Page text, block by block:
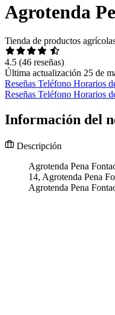
Agrotenda
Tienda de productos
4.5 (46 reseñas)
Última actualización 25 de
Reseñas Teléfono Horarios
Reseñas Teléfono Horarios
Información del
Descripción
Agrotenda Pena
14, Agrotenda Pena
Agrotenda Pena